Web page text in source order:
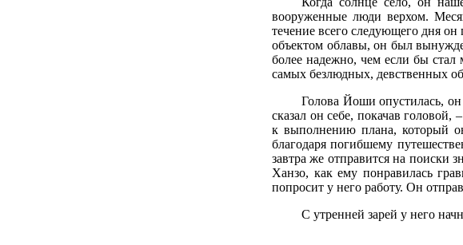
вооруженные люди верхом.
течение всего следующего дня
объектом облавы, он был
более надежно, чем если бы
самых безлюдных, девственных
Голова Йоши опустилась,
сказал он себе, покачав
к выполнению плана, который
благодаря погибшему
завтра же отправится на поиски
Ханзо, как ему понравилась
попросит у него работу. Он
С утренней зарей у него